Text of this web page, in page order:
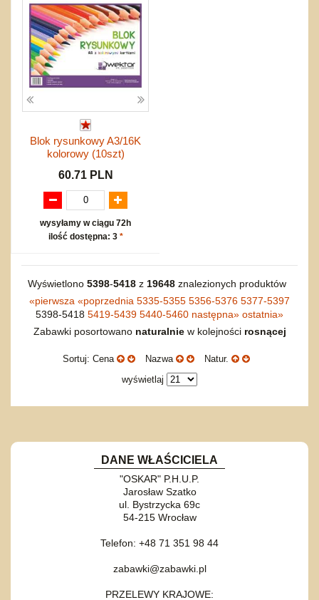
Blok rysunkowy A3/16K
kolorowy (10szt)
60.71 PLN
wysyłamy w ciągu 72h
ilość dostępna: 3 *
Wyświetlono 5398-5418z 19648znalezionych produktów
«pierwsza «poprzednia 5335-5355 5356-5376 5377-5397
5398-5418 5419-5439 5440-5460 następna» ostatnia»
Zabawki posortowano naturalniew kolejności rosnącej
Sortuj: Cena Nazwa
Natur.
wyświetlaj
DANE WŁAŚCICIELA
"OSKAR" P.H.U.P.
Jarosław Szatko
ul. Bystrzycka 69c
54-215 Wrocław
Telefon: +48 71 351 98 44
zabawki@zabawki.pl
PRZELEWY KRAJOWE: